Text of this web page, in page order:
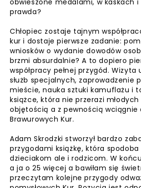
obwieszone medalami, w kaskach
prawda?
Chłopiec zostaje tajnym
kur i dostaje pierwsze zadanie:
wniosków o wydanie dowodów
brzmi absurdalnie? A to dopiero
współpracy pełnej przygód.
służb specjalnych, zaprowadzenie
mieście, nauka sztuki kamuflażu i
książce, która nie przerazi
objętością a z pewnością wciągnie
Brawurowych Kur.
Adam Skrodzki stworzył bardzo
przygodami książkę, która
dzieciakom ale i rodzicom. W
a ja o 25 więcej a bawiłam się
przeczytam kolejne przygody